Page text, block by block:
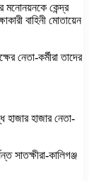
মনোনয়নকে কেন্দ্র
বাহিনী মোতায়েন
নেতা-কর্মীরা তাদের
হাজার নেতা-
সাতক্ষীরা-কালিগঞ্জ